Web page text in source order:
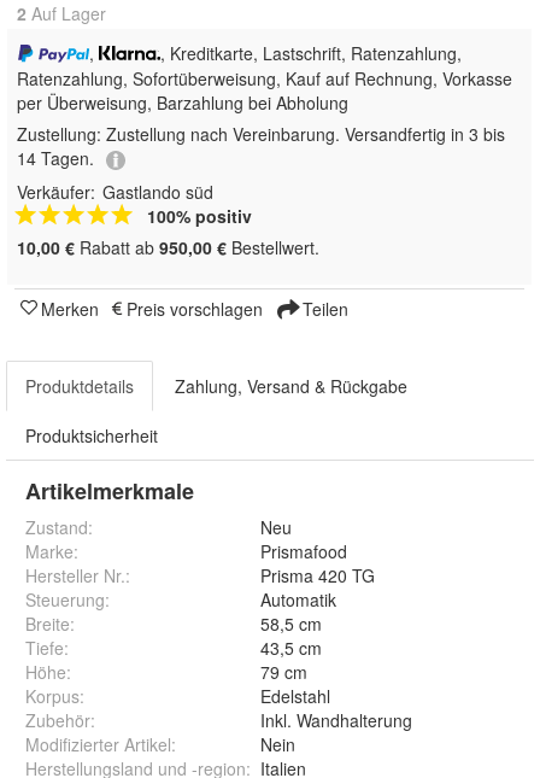
2 Auf Lager
,
, Kreditkarte, Lastschrift, Ratenzahlung,
Ratenzahlung, Sofortüberweisung, Kauf auf Rechnung, Vorkasse
per Überweisung, Barzahlung bei Abholung
Zustellung: Zustellung nach Vereinbarung. Versandfertig in 3 bis
14 Tagen.
Verkäufer: Gastlando süd
100% positiv
10,00 € Rabatt ab 950,00 € Bestellwert.
Merken Preis vorschlagen Teilen
Produktdetails Zahlung, Versand & Rückgabe
Produktsicherheit
Artikelmerkmale
Zustand:
Neu
Marke:
Prismafood
Hersteller Nr.:
Prisma 420 TG
Steuerung:
Automatik
Breite:
58,5 cm
Tiefe:
43,5 cm
Höhe:
79 cm
Korpus:
Edelstahl
Zubehör:
Inkl. Wandhalterung
Modifizierter Artikel:
Nein
Herstellungsland und -region: Italien